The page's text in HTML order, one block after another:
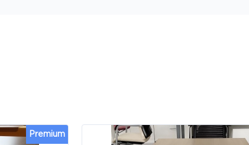
Premium